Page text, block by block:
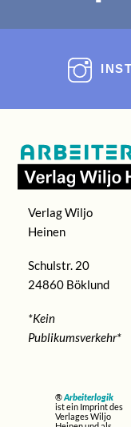
Verlag Wiljo
Heinen
Schulstr. 20
24860 Böklund
*Kein
Publikumsverkehr*
®Arbeiterlogik
ist ein Imprint des
Verlages Wiljo